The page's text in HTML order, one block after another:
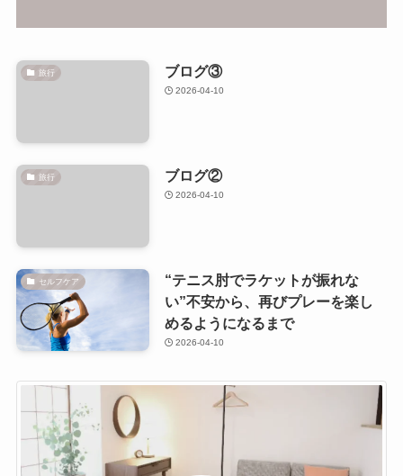
旅行 ブログ③
2026-04-10
旅行 ブログ②
2026-04-10
セルフケア
“テニス肘でラケットが振れな
い”不安から、再びプレーを楽し
めるようになるまで
2026-04-10